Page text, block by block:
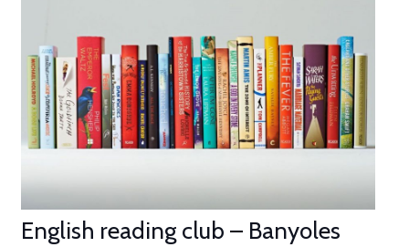
English reading club – Banyoles